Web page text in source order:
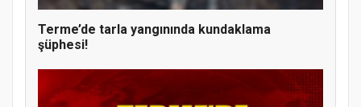
Terme’de tarla yangınında kundaklama
şüphesi!